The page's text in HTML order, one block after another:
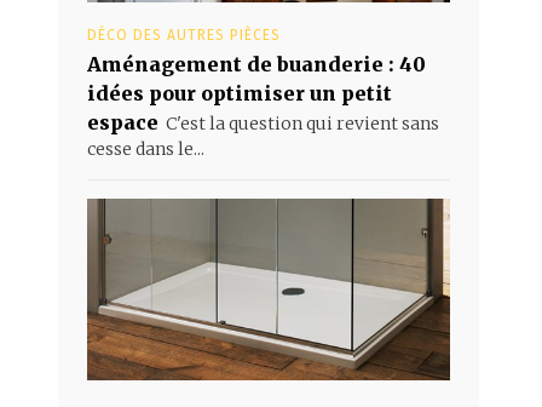
DÉCO DES AUTRES PIÈCES
Aménagement de buanderie : 40
idées pour optimiser un petit
espace C'est la question qui revient sans
cesse dans le...